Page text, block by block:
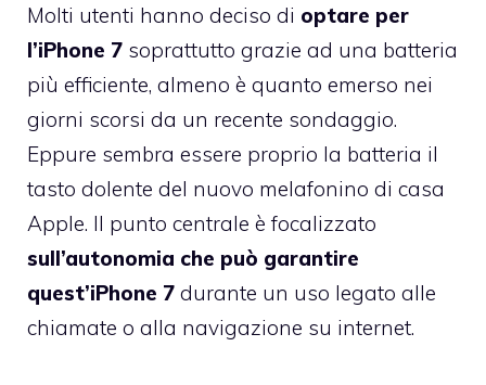
Molti utenti hanno deciso di optare per
l’iPhone 7 soprattutto grazie ad una batteria
più efficiente, almeno è quanto emerso nei
giorni scorsi da un recente sondaggio.
Eppure sembra essere proprio la batteria il
tasto dolente del nuovo melafonino di casa
Apple. Il punto centrale è focalizzato
sull’autonomia che può garantire
quest’iPhone 7 durante un uso legato alle
chiamate o alla navigazione su internet.